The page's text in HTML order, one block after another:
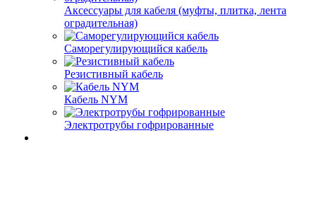
Аксессуары для кабеля (муфты, плитка, лента
оградительная)
Саморегулирующийся кабель
Резистивный кабель
Кабель NYM
Электротрубы гофрированные